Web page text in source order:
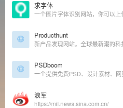
求字体
一个图片字体识别网站，你可以
Producthunt
新产品发现网站。全球最新潮的科
PSDboom
浪军
https://mil.news.sina.com.cn/